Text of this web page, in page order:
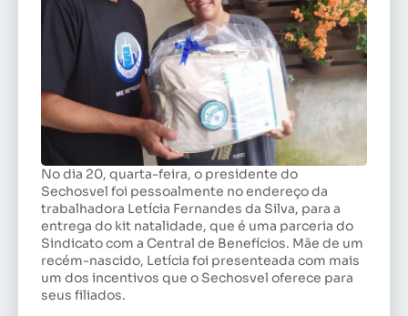
No dia 20, quarta-feira, o presidente do
Sechosvel foi pessoalmente no endereço da
trabalhadora Letícia Fernandes da Silva, para a
entrega do kit natalidade, que é uma parceria do
Sindicato com a Central de Benefícios. Mãe de um
recém-nascido, Letícia foi presenteada com mais
um dos incentivos que o Sechosvel oferece para
seus filiados.